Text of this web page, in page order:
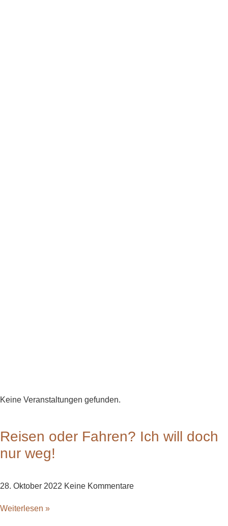
Keine Veranstaltungen gefunden.
Reisen oder Fahren? Ich will doch
nur weg!
28. Oktober 2022 Keine Kommentare
Weiterlesen »